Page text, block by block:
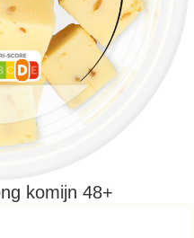
komijn 48+